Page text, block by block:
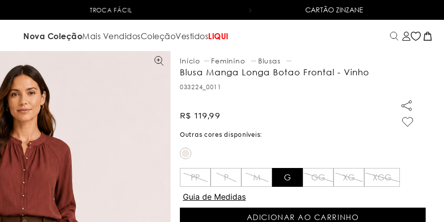
TROCA FÁCIL 6X SEM JUROSNO CARTÃO DE CRÉDITO
CARTÃO ZINZANE
Nova ColeçãoMais VendidosColeçãoVestidosLIQUI
Feminino Blusas
Blusa Manga Longa Botao Frontal - Vinho
033224_0011
R$ 119,99
PP P M G GG XG
XGG
Guia de Medidas
ADICIONAR AO CARRINHO